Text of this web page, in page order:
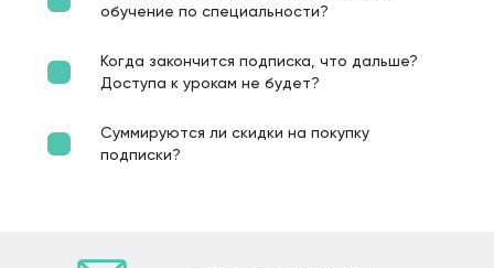
обучение по специальности?
Когда закончится подписка, что дальше?
Доступа к урокам не будет?
Суммируются ли скидки на покупку
подписки?